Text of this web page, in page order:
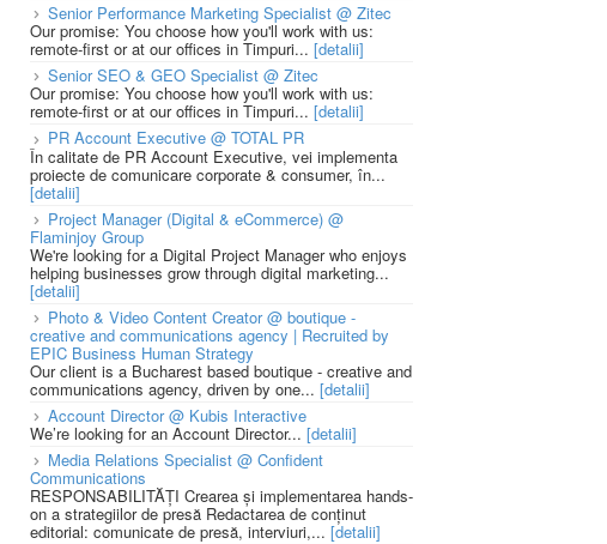
Senior Performance Marketing Specialist @ Zitec
Our promise: You choose how you'll work with us:
remote-first or at our offices in Timpuri... [detalii]
Senior SEO & GEO Specialist @ Zitec
Our promise: You choose how you'll work with us:
remote-first or at our offices in Timpuri... [detalii]
PR Account Executive @ TOTAL PR
În calitate de PR Account Executive, vei implementa
proiecte de comunicare corporate & consumer, în...
[detalii]
Project Manager (Digital & eCommerce) @
Flaminjoy Group
We're looking for a Digital Project Manager who enjoys
helping businesses grow through digital marketing...
[detalii]
Photo & Video Content Creator @ boutique -
creative and communications agency | Recruited by
EPIC Business Human Strategy
Our client is a Bucharest based boutique - creative and
communications agency, driven by one... [detalii]
Account Director @ Kubis Interactive
We’re looking for an Account Director... [detalii]
Media Relations Specialist @ Confident
Communications
RESPONSABILITĂȚI Crearea și implementarea hands-
on a strategiilor de presă Redactarea de conținut
editorial: comunicate de presă, interviuri,... [detalii]